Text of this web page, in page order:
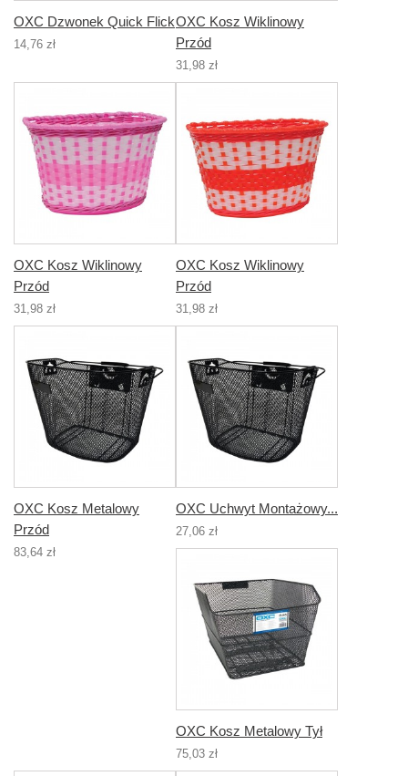
OXC Dzwonek Quick Flick
14,76 zł
OXC Kosz Wiklinowy
Przód
31,98 zł
OXC Kosz Wiklinowy
Przód
31,98 zł
OXC Kosz Wiklinowy
Przód
31,98 zł
OXC Kosz Metalowy
Przód
83,64 zł
OXC Uchwyt Montażowy...
27,06 zł
OXC Kosz Metalowy Tył
75,03 zł